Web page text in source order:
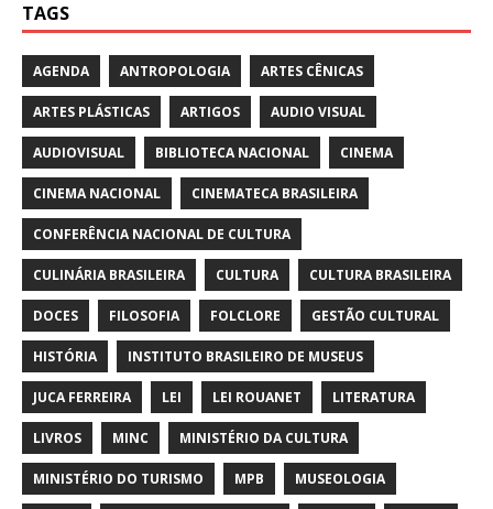
TAGS
AGENDA ANTROPOLOGIA ARTES CÊNICAS
ARTES PLÁSTICAS ARTIGOS AUDIO VISUAL
AUDIOVISUAL BIBLIOTECA NACIONAL CINEMA
CINEMA NACIONAL CINEMATECA BRASILEIRA
CONFERÊNCIA NACIONAL DE CULTURA
CULINÁRIA BRASILEIRA CULTURA CULTURA BRASILEIRA
DOCES FILOSOFIA FOLCLORE GESTÃO CULTURAL
HISTÓRIA INSTITUTO BRASILEIRO DE MUSEUS
JUCA FERREIRA LEI LEI ROUANET LITERATURA
LIVROS MINC MINISTÉRIO DA CULTURA
MINISTÉRIO DO TURISMO MPB MUSEOLOGIA